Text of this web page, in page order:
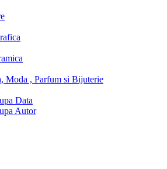
Moda , Parfum si Bijuterie
Data
Autor